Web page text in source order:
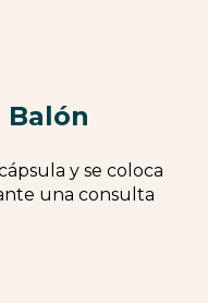
Balón
y se coloca
una consulta